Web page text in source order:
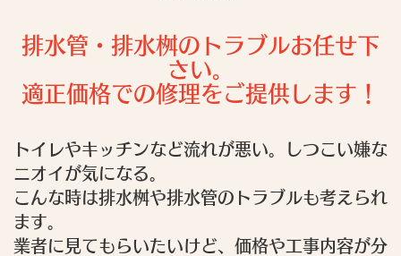
排水管・排水桝のトラブルお任せ下
さい。
適正価格での修理をご提供します！
トイレやキッチンなど流れが悪い。しつこい嫌な
ニオイが気になる。
こんな時は排水桝や排水管のトラブルも考えられ
ます。
業者に見てもらいたいけど、価格や工事内容が分